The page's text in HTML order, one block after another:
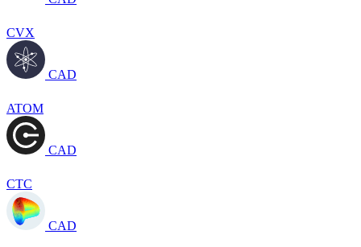
CVX
CAD
ATOM
CAD
CTC
CAD